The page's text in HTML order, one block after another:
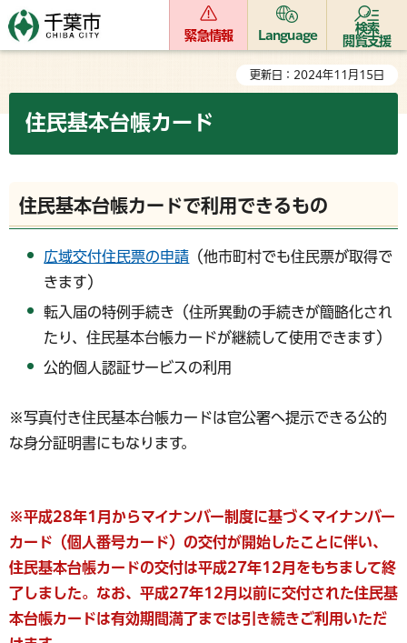
緊急情報 Language
検索
閲覧支援
更新日：2024年11月15日
住民基本台帳カード
住民基本台帳カードで利用できるもの
広域交付住民票の申請 （他市町村でも住民票が取得で
きます）
転入届の特例手続き（住所異動の手続きが簡略化され
たり、住民基本台帳カードが継続して使用できます）
公的個人認証サービスの利用
※写真付き住民基本台帳カードは官公署へ提示できる公的
な身分証明書にもなります。
※平成28年1月からマイナンバー制度に基づくマイナンバー
カード（個人番号カード）の交付が開始したことに伴い、
住民基本台帳カードの交付は平成27年12月をもちまして終
了しました。なお、平成27年12月以前に交付された住民基
本台帳カードは有効期間満了までは引き続きご利用いただ